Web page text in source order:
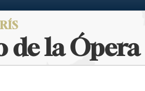
de la Ópera